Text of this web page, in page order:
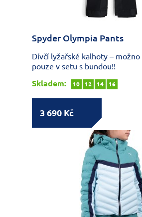
Spyder Olympia Pants
Dívčí lyžařské kalhoty –
pouze v setu s bundou!!
Skladem:
10 12 14 16
3 690 Kč